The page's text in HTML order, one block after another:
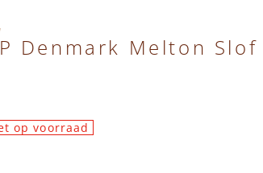
Denmark Melton
op voorraad